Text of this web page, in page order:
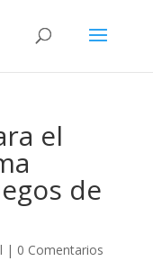
el
de
| 0 Comentarios